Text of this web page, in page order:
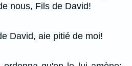
nous, Fils de David!
David, aie pitié de moi!